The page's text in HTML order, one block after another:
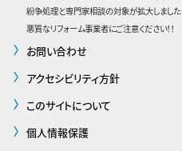
紛争処理と専門家相談の対象が拡大しました
悪質なリフォーム事業者にご注意ください！！
お問い合わせ
アクセシビリティ方針
このサイトについて
個人情報保護